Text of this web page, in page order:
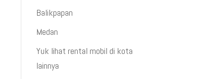
Balikpapan
Medan
Yuk lihat rental mobil di kota
lainnya